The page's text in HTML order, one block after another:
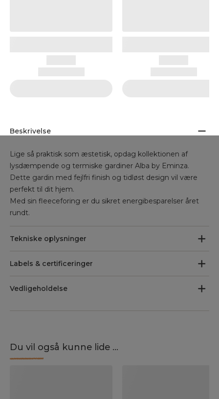
Beskrivelse
Lige så praktisk som æstetisk, opdag kollektionen af
lysdæmpende og termiske gardiner Alba by Eminza.
Dette gardin med fejlfri finish og tidløst design vil være
perfekt til dit hjem.
Med sin fleeceforing er du sikret energibesparelser året
rundt.
Tekniske oplysninger
Labels & certificeringer
Vedligeholdelse
Du vil også kunne lide ...